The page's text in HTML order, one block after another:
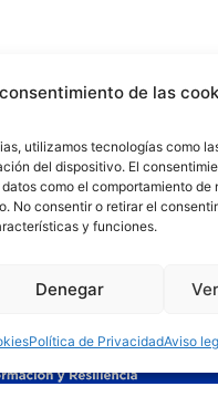
de las
utilizamos tecnologías como
del dispositivo. El
como el comportamiento de
No consentir o retirar el
y funciones.
Denegar
Política de PrivacidadAviso